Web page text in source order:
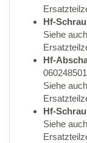
Hf-
Siehe auch
Hf-
Siehe auch
Hf-
Siehe auch